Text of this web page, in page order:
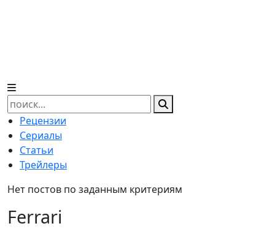
Найти:
Рецензии
Сериалы
Статьи
Трейлеры
Нет постов по заданным критериям
Ferrari